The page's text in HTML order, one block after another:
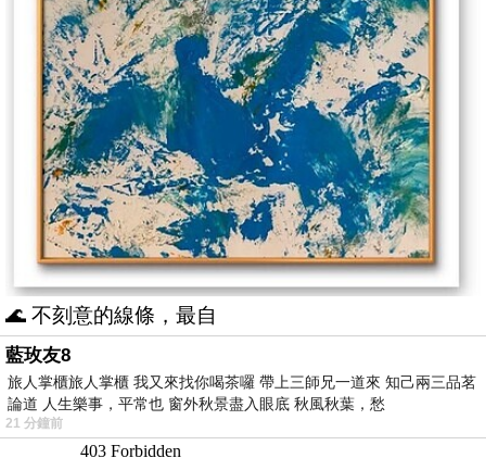
🌊 不刻意的線條，最自
藍玫友8
旅人掌櫃旅人掌櫃 我又來找你喝茶囉 帶上三師兄一道來 知己兩三品茗
論道 人生樂事，平常也 窗外秋景盡入眼底 秋風秋葉，愁
21 分鐘前